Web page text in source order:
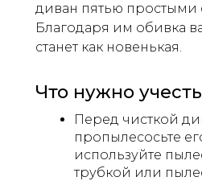
диван пятью простыми
Благодаря им обивка
станет как новенькая.
Что нужно учесть
Перед чисткой
пропылесосьте
используйте
трубкой или